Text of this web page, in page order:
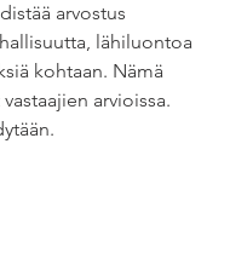
arvostus
lähiluontoa
kohtaan. Nämä
arvioissa.